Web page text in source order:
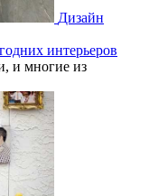
Дизайн
интерьеров
и многие из